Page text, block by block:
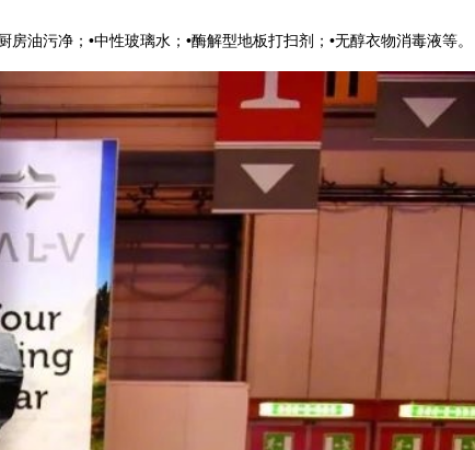
油污净；•中性玻璃水；•酶解型地板打扫剂；•无醇衣物消毒液等。